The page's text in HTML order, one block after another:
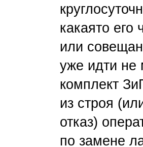
какая­то его
или
уже идти не
комплект
из строя
отказ)
по замене